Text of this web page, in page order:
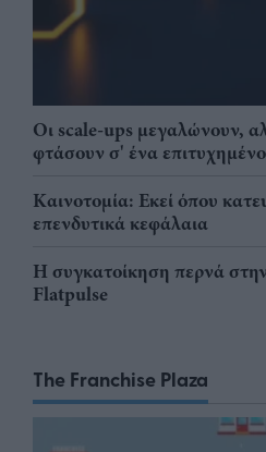
Οι scale-ups μεγαλώνουν,
φτάσουν σ' ένα
Καινοτομία: Εκεί όπου
επενδυτικά κεφάλαια
Η συγκατοίκηση περνά
Flatpulse
The Franchise Plaza